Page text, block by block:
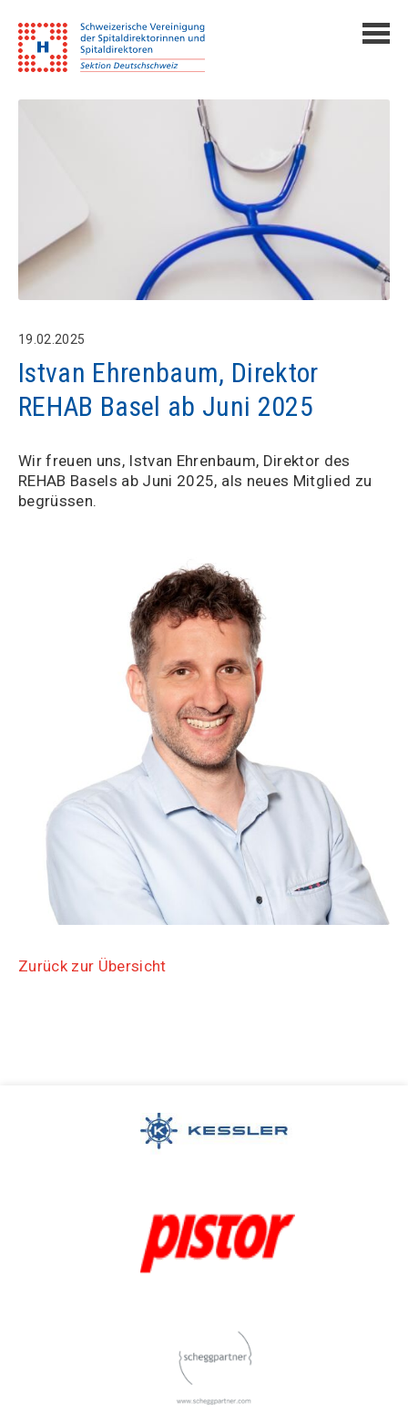
19.02.2025
Istvan Ehrenbaum, Direktor
REHAB Basel ab Juni 2025
Wir freuen uns, Istvan Ehrenbaum, Direktor des
REHAB Basels ab Juni 2025, als neues Mitglied zu
begrüssen.
Zurück zur Übersicht